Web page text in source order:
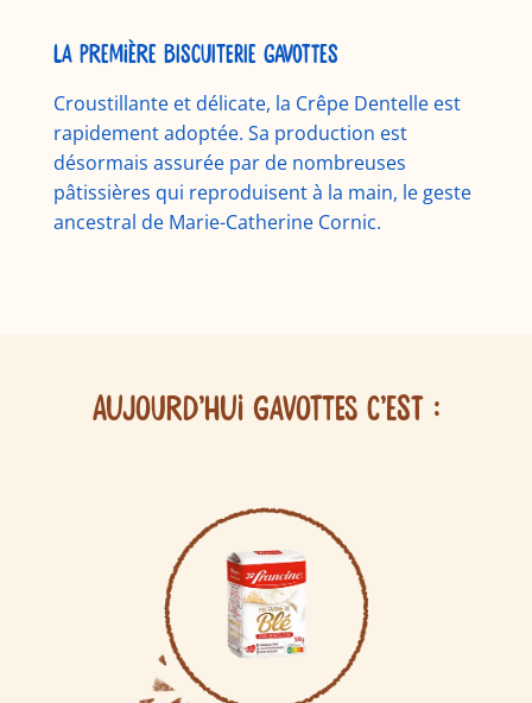
La première biscuiterie Gavottes
Croustillante et délicate, la Crêpe Dentelle est
rapidement adoptée. Sa production est
désormais assurée par de nombreuses
pâtissières qui reproduisent à la main, le geste
ancestral de Marie-Catherine Cornic.
AUJOURD’HUI GAVOTTES C’EST :